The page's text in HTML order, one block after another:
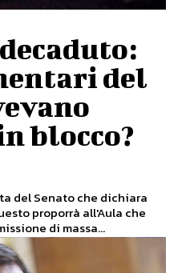
del
blocco?
del Senato che dichiara
proporrà all'Aula che
di massa...